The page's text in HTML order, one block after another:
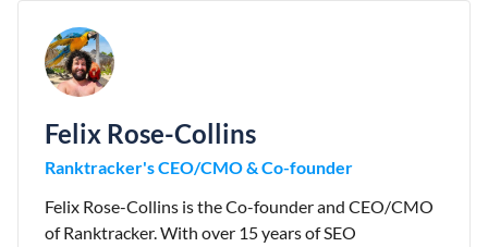
Felix Rose-Collins
Ranktracker's CEO/CMO & Co-founder
Felix Rose-Collins is the Co-founder and CEO/CMO
of Ranktracker. With over 15 years of SEO